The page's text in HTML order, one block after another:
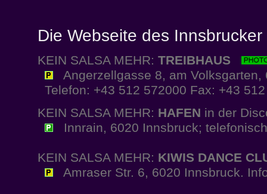
Die Webseite des
KEIN SALSA MEHR: TREIBHAUS
Angerzellgasse 8, am Volksgarten,
Telefon: +43 512 572000 Fax: +43
KEIN SALSA MEHR: HAFEN in der
Innrain, 6020 Innsbruck;
KEIN SALSA MEHR: KIWIS DANCE
Amraser Str. 6, 6020 Innsbruck.